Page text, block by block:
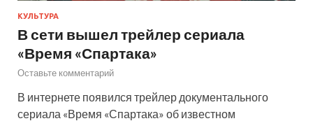
КУЛЬТУРА
В сети вышел трейлер сериала
«Время «Спартака»
Оставьте комментарий
В интернете появился трейлер документального
сериала «Время «Спартака» об известном